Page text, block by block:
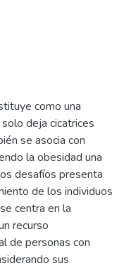
como una
deja cicatrices
se asocia con
la obesidad una
desafíos presenta
de los individuos
centra en la
recurso
de personas con
sus